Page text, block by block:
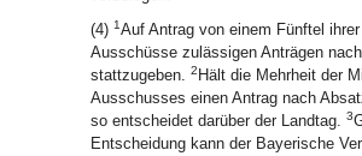
(4) 1Auf Antrag von einem Fünftel
Ausschüsse zulässigen Anträgen
stattzugeben. 2 Hält die Mehrheit der
Ausschusses einen Antrag nach
so entscheidet darüber der Landtag. 3
Entscheidung kann der Bayerische